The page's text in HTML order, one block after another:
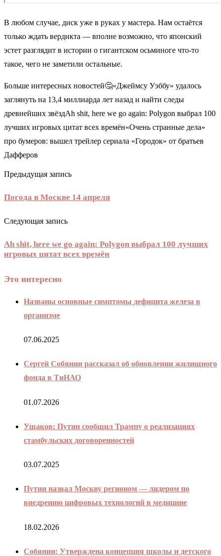
В любом случае, диск уже в руках у мастера. Нам остаётся
только ждать вердикта — вполне возможно, что японский
эстет разглядит в истории о гигантском осьминоге что-то
такое, чего не заметили остальные.
Больше интересных новостей🤔«Джеймсу Уэббу» удалось
заглянуть на 13,4 миллиарда лет назад и найти следы
древнейших звёздAh shit, here we go again: Polygon выбрал 100
лучших игровых цитат всех времён«Очень странные дела»
про бумеров: вышел трейлер сериала «Городок» от братьев
Дафферов
Предыдущая запись
Погода в Москве 14 апреля
Следующая запись
Ah shit, here we go again: Polygon выбрал 100 лучших
игровых цитат всех времён
Это интересно
Названы основные симптомы дефицита железа в
организме
07.06.2025
Сергей Собянин рассказал об обновлении жилищного
фонда в ТиНАО
01.07.2026
Ушаков: Путин сообщил Трампу о реализациях
стамбульских договоренностей
03.07.2025
Путин назвал Москву регионом — лидером по
внедрению цифровых технологий в медицине
18.02.2026
Собянин: Утверждена концепция школы и детского